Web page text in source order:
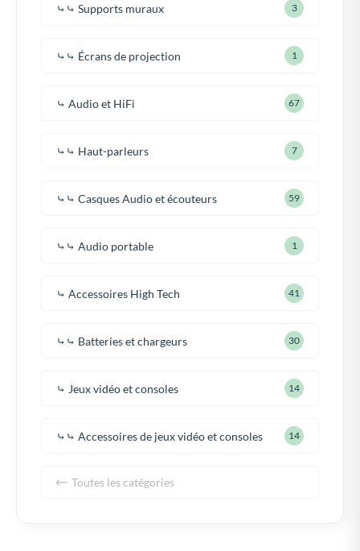
⤷⤷ Supports muraux 3
⤷⤷ Écrans de projection 1
⤷ Audio et HiFi 67
⤷⤷ Haut-parleurs 7
⤷⤷ Casques Audio et écouteurs 59
⤷⤷ Audio portable 1
⤷ Accessoires High Tech 41
⤷⤷ Batteries et chargeurs 30
⤷ Jeux vidéo et consoles 14
⤷⤷ Accessoires de jeux vidéo et consoles 14
Toutes les catégories